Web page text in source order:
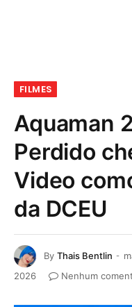
FILMES
Aquaman
Perdido
Video
da DCEU
By Thais Bentlin
2026
Nenhum